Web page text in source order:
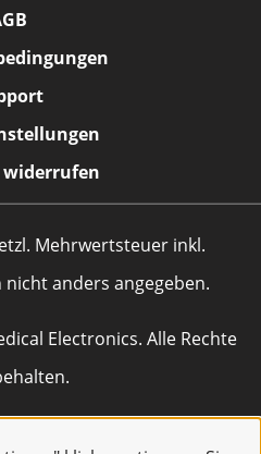
widerrufen
Mehrwertsteuer inkl.
anders angegeben.
Electronics. Alle Rechte